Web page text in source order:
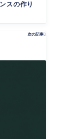
スの作り
次の記事